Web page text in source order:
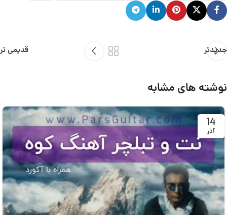
جدیدتر قدیمی تر
نوشته های مشابه
14
آذر